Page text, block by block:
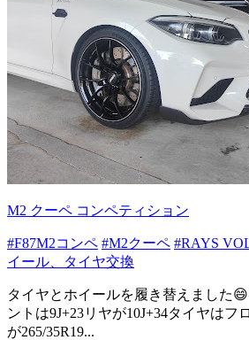
M2 クーペ コンペティション
#F87M2コンペ #M2クーペ #RAYS
イール、タイヤ交換
タイヤとホイールを履き替えました
ントは9J+23リヤが10J+34タイヤはフ
が265/35R19...